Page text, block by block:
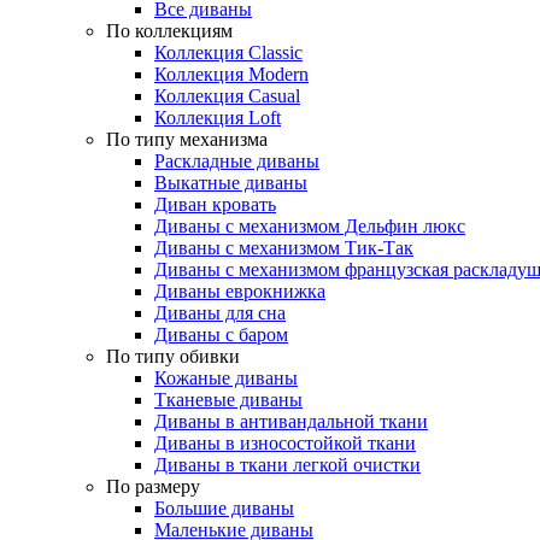
Все диваны
По коллекциям
Коллекция Classic
Коллекция Modern
Коллекция Casual
Коллекция Loft
По типу механизма
Раскладные диваны
Выкатные диваны
Диван кровать
Диваны с механизмом Дельфин люкс
Диваны с механизмом Тик-Так
Диваны с механизмом французская
Диваны еврокнижка
Диваны для сна
Диваны с баром
По типу обивки
Кожаные диваны
Тканевые диваны
Диваны в антивандальной ткани
Диваны в износостойкой ткани
Диваны в ткани легкой очистки
По размеру
Большие диваны
Маленькие диваны